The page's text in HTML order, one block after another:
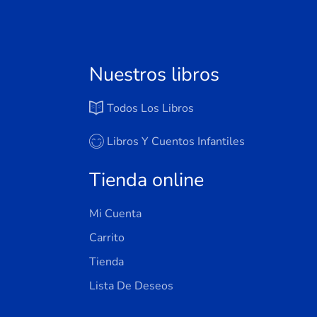
Nuestros libros
Todos Los Libros
Libros Y Cuentos Infantiles
Tienda online
Mi Cuenta
Carrito
Tienda
Lista De Deseos